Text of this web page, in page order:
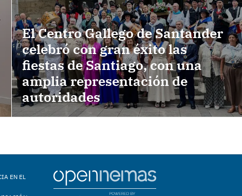
El Centro Gallego de Santander
celebró con gran éxito las
fiestas de Santiago, con una
amplia representación de
autoridades
EN EL